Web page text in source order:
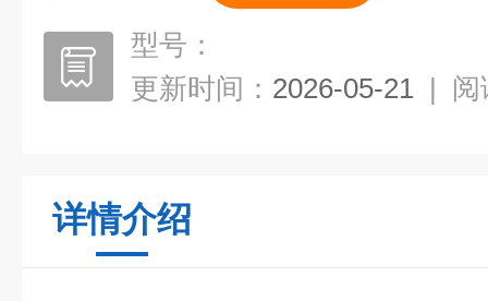
型号：
更新时间： 2026-05-21 | 阅
详情介绍